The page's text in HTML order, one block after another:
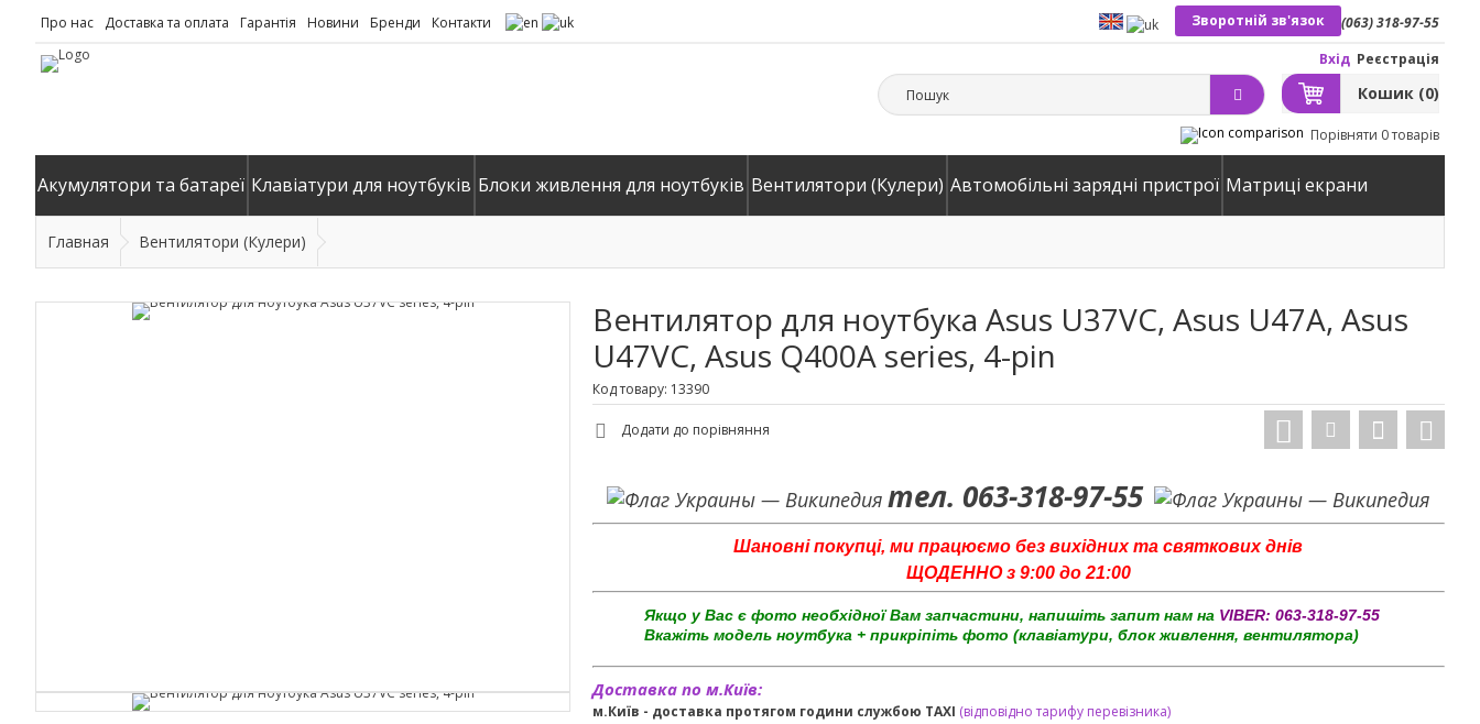
Про нас Доставка та оплата Гарантія Новини Бренди Контакти (063) 318-97-55
Зворотній зв'язок
Вхід Реєстрація
Кошик (0)
Порівняти 0 товарів
Акумулятори та батареї Клавіатури для ноутбуків Блоки живлення для ноутбуків Вентилятори (Кулери) Автомобільні зарядні пристрої Матриці екрани
Главная Вентилятори (Кулери)
Вентилятор для ноутбука Asus U37VC, Asus U47A, Asus
U47VC, Asus Q400A series, 4-pin
Код товару: 13390
Додати до порівняння
тел. 063-318-97-55
Шановні покупці, ми працюємо без вихідних та святкових днів
ЩОДЕННО з 9:00 до 21:00
Якщо у Вас є фото необхідної Вам запчастини, напишіть запит нам на VIBER: 063-318-97-55
Вкажіть модель ноутбука + прикріпіть фото (клавіатури, блок живлення, вентилятора)
Доставка по м.Київ:
м.Київ - доставка протягом години службою TAXI (відповідно тарифу перевізника)